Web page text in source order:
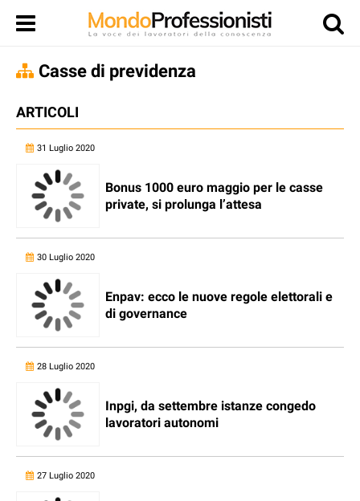
Casse di previdenza
ARTICOLI
31 Luglio 2020
Bonus 1000 euro maggio per le casse
private, si prolunga l’attesa
30 Luglio 2020
Enpav: ecco le nuove regole elettorali e
di governance
28 Luglio 2020
Inpgi, da settembre istanze congedo
lavoratori autonomi
27 Luglio 2020